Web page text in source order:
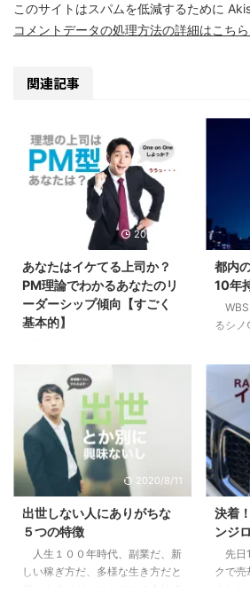
このサイトはスパムを低減するために
コメントデータの処理方法の詳細はこち
関連記事
2020/9/10
あなたはイケてる上司か？
PM理論でわかるあなたのリ
ーダーシップ傾向【すごく
基本的】
ーダーシップはあるのか疑問に思
ったり、不安になったはしていま
せんか？自分はイケてるリーダー
なのか？違うのか？気になってし
まったり。 まずはあなたの行動
特性から現在の特徴を見て見まし
ょう。 目次1 PM理論でわかるあ
なたのリーダーシップ【まずはこ
れだけは知っておこう】2 pM型
のあなたは、自己マン注意報3
Pm型のあなたは、無理にPM目指
さなくていいかも4 pm型のあな
た、大丈夫。これから楽しめる5
都内
10年
WBS
るシ
が多
いま
かり
間を資
味3 僕
の理
こない
くない
い4 や
こと
なる。
2020/8/11
出世しない人にありがちな
５つの特徴
人生１００年時代、副業だ、新
しい稼ぎ方だ、多様な生き方だと
決着
ンジ
先日
クで売